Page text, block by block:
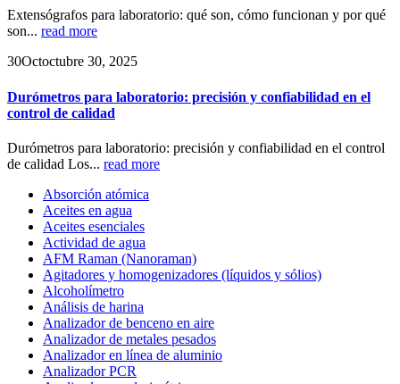
Extensógrafos para laboratorio: qué son, cómo funcionan y por qué
son... read more
30Octoctubre 30, 2025
Durómetros para laboratorio: precisión y confiabilidad en el
control de calidad
Durómetros para laboratorio: precisión y confiabilidad en el control
de calidad Los... read more
Absorción atómica
Aceites en agua
Aceites esenciales
Actividad de agua
AFM Raman (Nanoraman)
Agitadores y homogenizadores (líquidos y sólios)
Alcoholímetro
Análisis de harina
Analizador de benceno en aire
Analizador de metales pesados
Analizador en línea de aluminio
Analizador PCR